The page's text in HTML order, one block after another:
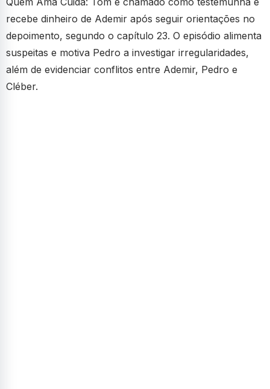
recebe dinheiro de Ademir após seguir orientações no
depoimento, segundo o capítulo 23. O episódio alimenta
suspeitas e motiva Pedro a investigar irregularidades,
além de evidenciar conflitos entre Ademir, Pedro e
Cléber.